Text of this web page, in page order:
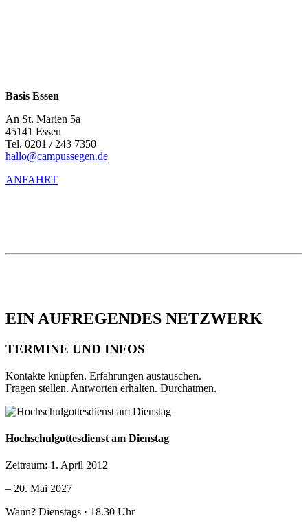
Basis Essen
An St. Marien 5a
45141 Essen
Tel. 0201 / 243 7350
hallo@campussegen.de
ANFAHRT
EIN AUFREGENDES NETZWERK
TERMINE UND INFOS
Kontakte knüpfen. Erfahrungen austauschen.
Fragen stellen. Antworten erhalten. Durchatmen.
Hochschulgottesdienst am Dienstag
Zeitraum: 1. April 2012
– 20. Mai 2027
Wann? Dienstags · 18.30 Uhr